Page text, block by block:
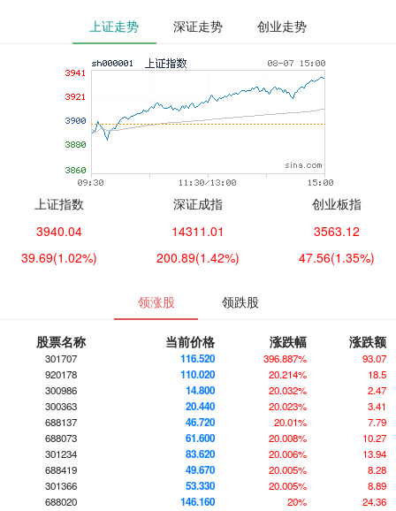
上证走势 深证走势 创业走势
上证指数
3940.04
39.69(1.02%)
深证成指
14311.01
200.89(1.42%)
创业板指
3563.12
47.56(1.35%)
领涨股 领跌股
股票名称 当前价格 涨跌幅 涨跌额
301707 116.520 396.887%
93.07
920178
110.020 20.214%
18.5
300986
14.800 20.032%
2.47
300363
20.440 20.023%
3.41
688137
46.720 20.01%
7.79
688073
61.600 20.008%
10.27
301234
83.620 20.006%
13.94
688419
49.670 20.005%
8.28
301366
53.330 20.005%
8.89
688020
146.160 20% 24.36